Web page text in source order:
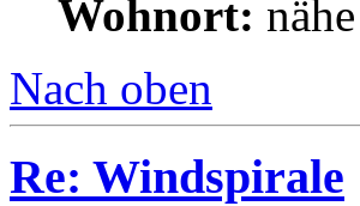
Wohnort:
Nach oben
Re: Windspirale